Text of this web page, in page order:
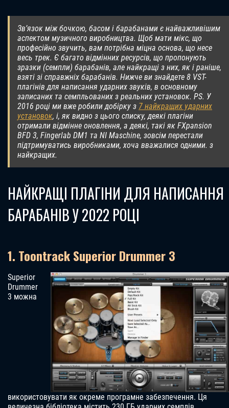
Зв’язок між бочкою, басом і барабанами є найважливішим
аспектом музичного виробництва. Щоб мати мікс, що
професійно звучить, вам потрібна міцна основа, що несе
весь трек. Є багато відмінних ресурсів, що пропонують
зразки (семпли) барабанів, але найкращі з них, як і раніше,
взяті зі справжніх барабанів. Нижче ви знайдете 8 VST-
плагінів для написання ударних звуків, в основному
записаних та семпльованих з реальних установок. PS. У
2016 році ми вже робили добірку з 7 найкращих ударних
установок, і, як видно з цього списку, деякі плагіни
отримали відмінне оновлення, а деякі, такі як FXpansion
BFD 3, Fingerlab DM1 та NI Maschine, зовсім перестали
підтримуватись виробниками, хоча вважалися одними. з
найкращих.
НАЙКРАЩІ ПЛАГІНИ ДЛЯ НАПИСАННЯ
БАРАБАНІВ У 2022 РОЦІ
1. Toontrack Superior Drummer 3
Superior
Drummer
3 можна
використовувати як окреме програмне забезпечення. Ця